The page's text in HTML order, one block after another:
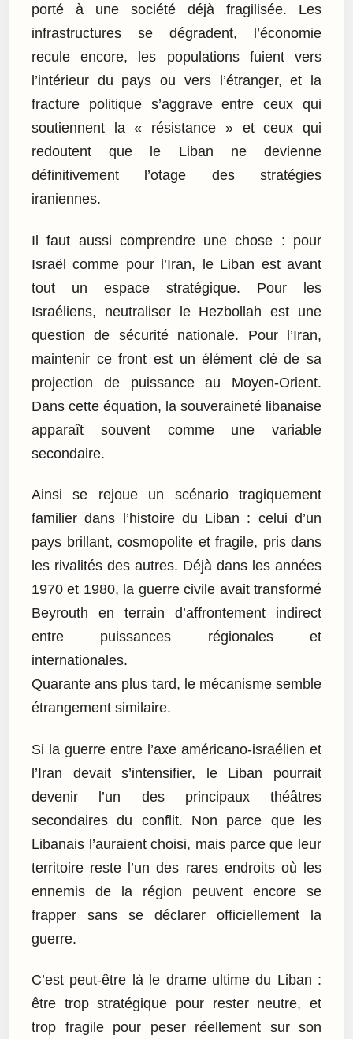
porté à une société déjà fragilisée. Les
infrastructures se dégradent, l’économie
recule encore, les populations fuient vers
l’intérieur du pays ou vers l’étranger, et la
fracture politique s’aggrave entre ceux qui
soutiennent la « résistance » et ceux qui
redoutent que le Liban ne devienne
définitivement l’otage des stratégies
iraniennes.
Il faut aussi comprendre une chose : pour
Israël comme pour l’Iran, le Liban est avant
tout un espace stratégique. Pour les
Israéliens, neutraliser le Hezbollah est une
question de sécurité nationale. Pour l’Iran,
maintenir ce front est un élément clé de sa
projection de puissance au Moyen-Orient.
Dans cette équation, la souveraineté libanaise
apparaît souvent comme une variable
secondaire.
Ainsi se rejoue un scénario tragiquement
familier dans l’histoire du Liban : celui d’un
pays brillant, cosmopolite et fragile, pris dans
les rivalités des autres. Déjà dans les années
1970 et 1980, la guerre civile avait transformé
Beyrouth en terrain d’affrontement indirect
entre puissances régionales et
internationales.
Quarante ans plus tard, le mécanisme semble
étrangement similaire.
Si la guerre entre l’axe américano-israélien et
l’Iran devait s’intensifier, le Liban pourrait
devenir l’un des principaux théâtres
secondaires du conflit. Non parce que les
Libanais l’auraient choisi, mais parce que leur
territoire reste l’un des rares endroits où les
ennemis de la région peuvent encore se
frapper sans se déclarer officiellement la
guerre.
C’est peut-être là le drame ultime du Liban :
être trop stratégique pour rester neutre, et
trop fragile pour peser réellement sur son